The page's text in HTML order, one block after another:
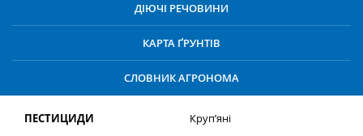
ДІЮЧІ РЕЧОВИНИ
КАРТА ҐРУНТІВ
СЛОВНИК АГРОНОМА
ПЕСТИЦИДИ
Круп’яні